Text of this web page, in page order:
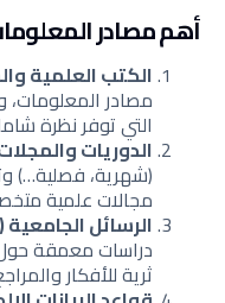
أهم مصادر
الكتب العلمية
مصادر
التي توفر نظرة
الدوريات
(شهرية، فصلية…)
مجالات علمية
الرسائل الجامعية
دراسات معمقة
ثرية للأفكار